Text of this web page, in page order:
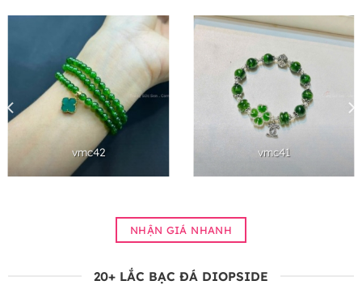
vmc42 vmc41
NHẬN GIÁ NHANH
20+ LẮC BẠC ĐÁ DIOPSIDE